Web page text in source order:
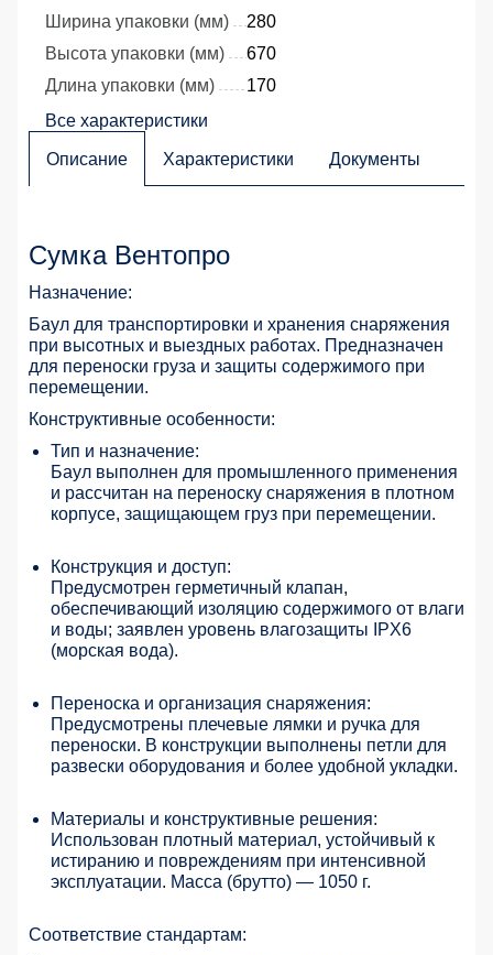
Ширина упаковки (мм)
280
Высота упаковки (мм)
670
Длина упаковки (мм)
170
Все характеристики
Описание Характеристики Документы
Сумка Вентопро
Назначение:
Баул для транспортировки и хранения снаряжения
при высотных и выездных работах. Предназначен
для переноски груза и защиты содержимого при
перемещении.
Конструктивные особенности:
Тип и назначение:
Баул выполнен для промышленного применения
и рассчитан на переноску снаряжения в плотном
корпусе, защищающем груз при перемещении.
Конструкция и доступ:
Предусмотрен герметичный клапан,
обеспечивающий изоляцию содержимого от влаги
и воды; заявлен уровень влагозащиты IPX6
(морская вода).
Переноска и организация снаряжения:
Предусмотрены плечевые лямки и ручка для
переноски. В конструкции выполнены петли для
развески оборудования и более удобной укладки.
Материалы и конструктивные решения:
Использован плотный материал, устойчивый к
истиранию и повреждениям при интенсивной
эксплуатации. Масса (брутто) — 1050 г.
Соответствие стандартам: